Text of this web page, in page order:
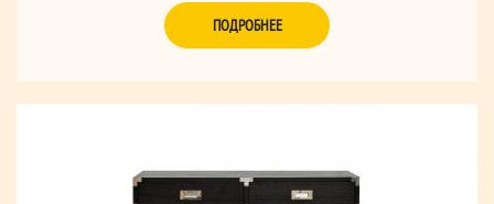
ПОДРОБНЕЕ